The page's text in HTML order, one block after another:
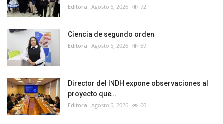
Editora Agosto 6, 2026 72
Ciencia de segundo orden
Editora Agosto 6, 2026 69
Director del INDH expone observaciones al
proyecto que...
Editora Agosto 6, 2026 60